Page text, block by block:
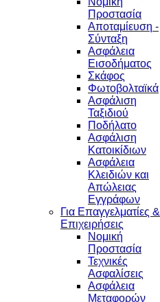
Προστασία
Αποταμίευση -
Σύνταξη
Ασφάλεια
Εισοδήματος
Σκάφος
Φωτοβολταϊκά
Ασφάλιση
Ταξιδιού
Ποδήλατο
Ασφάλιση
Κατοικίδιων
Ασφάλεια
Κλειδιών και
Απώλειας
Εγγράφων
Για Επαγγελματίες &
Επιχειρήσεις
Νομική
Προστασία
Τεχνικές
Ασφαλίσεις
Ασφάλεια
Μεταφορών